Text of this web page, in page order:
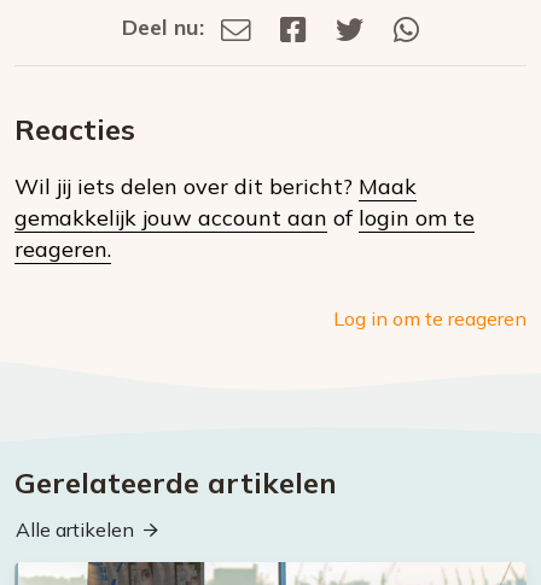
Deel
social
Deel nu:
Deel
Deel
Deel
Reacties
Wil jij iets delen over dit bericht? Maak
gemakkelijk jouw account aan of login om te
reageren.
Log in om te reageren
Gerelateerde artikelen
Alle artikelen